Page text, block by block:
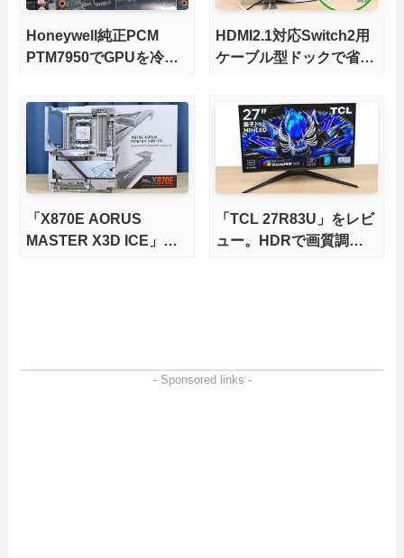
Honeywell純正PCM
PTM7950でGPUを冷や
HDMI2.1対応Switch2用
ケーブル型ドックで省ス
ップデートにも対応可
能！
「X870E AORUS
MASTER X3D ICE」を
「TCL 27R83U」をレビ
ュー。HDRで画質調整
- Sponsored links -